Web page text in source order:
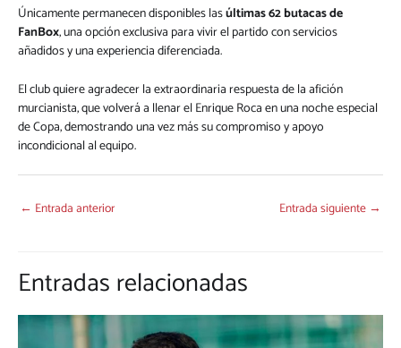
Únicamente permanecen disponibles lasúltimas 62 butacas de
FanBox, una opción exclusiva para vivir el partido con servicios
añadidos y una experiencia diferenciada.
El club quiere agradecer la extraordinaria respuesta de la afición
murcianista, que volverá a llenar el Enrique Roca en una noche especial
de Copa, demostrando una vez más su compromiso y apoyo
incondicional al equipo.
← Entrada anterior Entrada siguiente →
Entradas relacionadas